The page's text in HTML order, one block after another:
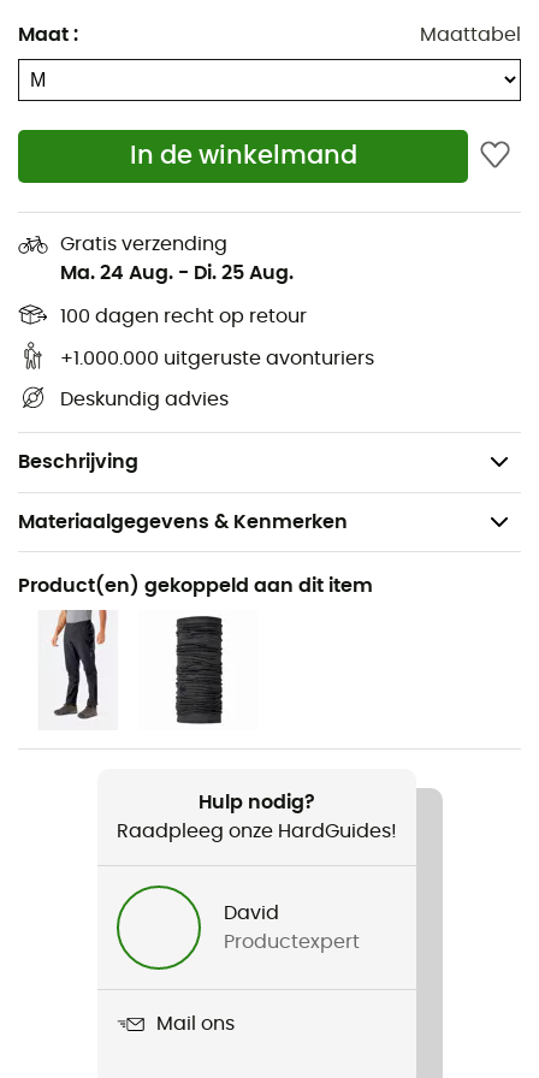
Maat : Maattabel
In de winkelmand
Gratis verzending
Ma. 24 Aug. - Di. 25 Aug.
100 dagen recht op retour
+1.000.000 uitgeruste avonturiers
Deskundig advies
Beschrijving
met verstevigde klep van flexibel polymeer
YKK Aquaguard centrale ritssluiting aan de
voorkant
Kinbeschermer van geborsteld tricot
Onderkant verstelbaar met een enkel koord
Klittenband verstelbare manchetten
Proflex/ 120 g/m2 / HH: 10.000 mm/ MVTR: 35.000
g/m2/24 u
Gewicht: 336g
Materiaalgegevens & Kenmerken
Aanbevolen voor
Wandelen / Bergbeklimmen / Multi-activiteit
Gewicht
Kinetic 2.0
Waterdicht
Product(en) gekoppeld aan dit item
Hulp nodig?
Raadpleeg onze HardGuides!
David
Productexpert
Mail ons